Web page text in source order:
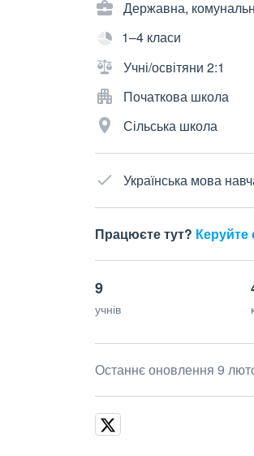
Державна,
1–4 класи
Учні/освітяни 2:1
Початкова школа
Сільська школа
Українська мова
Працюєте тут? Керуйте
9
учнів
Останнє оновлення 9